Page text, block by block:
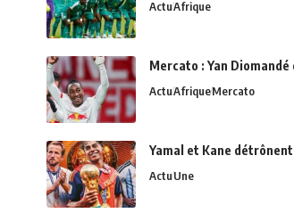
ActuAfrique
Mercato : Yan
ActuAfriqueMercato
Yamal et Kane
ActuUne